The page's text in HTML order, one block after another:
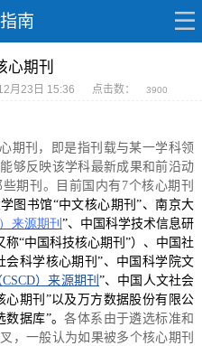
南
心期刊
月23日 15:36 点击数： 3900
期刊，即是指刊载与某一学科领
够反映该学科最新成果和前沿动
期刊。目前国内有7个核心期刊
图书馆“中文核心期刊”、南京大
）来源期刊 ”、中国科学技术信息研
称“中国科技核心期刊”）、中国社
科学核心期刊”、中国科学院文
CSCD）来源期刊”、中国人文社会
期刊”以及万方数据股份有限公
数据库”。各体系由于遴选标准和
，一般认为如果被多个核心期刊